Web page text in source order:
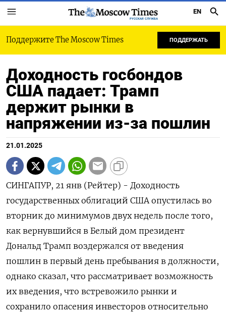
РУССКАЯ СЛУЖБА
EN
Поддержите The Moscow Times ПОДДЕРЖАТЬ
Доходность госбондов
США падает: Трамп
держит рынки в
напряжении из-за пошлин
21.01.2025
СИНГАПУР, 21 янв (Рейтер) - Доходность
государственных облигаций США опустилась во
вторник до минимумов двух недель после того,
как вернувшийся в Белый дом президент
Дональд Трамп воздержался от введения
пошлин в первый день пребывания в должности,
однако сказал, что рассматривает возможность
их введения, что встревожило рынки и
сохранило опасения инвесторов относительно